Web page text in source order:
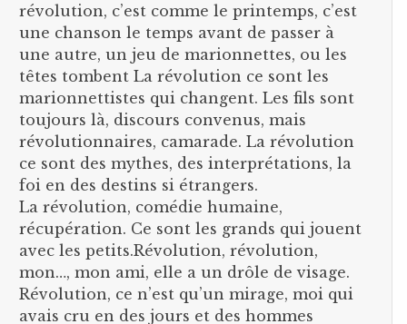
révolution, c’est comme le printemps, c’est
une chanson le temps avant de passer à
une autre, un jeu de marionnettes, ou les
têtes tombent La révolution ce sont les
marionnettistes qui changent. Les fils sont
toujours là, discours convenus, mais
révolutionnaires, camarade. La révolution
ce sont des mythes, des interprétations, la
foi en des destins si étrangers.
La révolution, comédie humaine,
récupération. Ce sont les grands qui jouent
avec les petits.Révolution, révolution,
mon…, mon ami, elle a un drôle de visage.
Révolution, ce n’est qu’un mirage, moi qui
avais cru en des jours et des hommes